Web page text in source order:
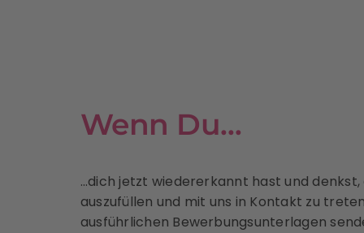
Wenn Du…
…dich jetzt wiedererkannt hast und
auszufüllen und mit uns in Kontakt zu
ausführlichen Bewerbungsunterlagen